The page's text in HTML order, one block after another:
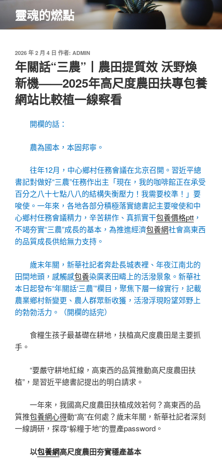
主
靈魂的燃點
發
佈
於
2026 年 2 月 4 日 作者: ADMIN
年關話“三農”丨農田提質效 沃野煥
新機——2025年高尺度農田扶專包養
網站比較植一線察看
開欄的話：
農為國本，本固邦寧。
往年12月，中心鄉村任務會議在北京召開。習近平總
書記對做好“三農”任務作出主「現在，我的咖啡館正在承受
百分之八十七點八八的結構失衡壓力！我需要校準！」要
唆使。一年來，各地各部分積極落實總書記主要唆使和中
心鄉村任務會議精力，辛苦耕作、真抓實干包養價格ptt ，
不竭夯實“三農”成長的基本，為推進經濟包養網社會高東西
的品質成長供給無力支持。
歲末年關，新華社記者奔赴長城表裡、年夜江南北的
田間地頭，感觸感包養染廣袤田疇上的活潑景象。新華社
本日起發布“年關話‘三農’”欄目，聚焦下層一線實行，記載
農業鄉村新變更、農人群眾新收獲，活潑浮現盼望郊野上
的勃勃活力。（開欄的話完）
食糧生孩子最基礎在耕地，扶植高尺度農田是主要抓
手。
“要嚴守耕地紅線，高東西的品質推動高尺度農田扶
植”，是習近平總書記提出的明白請求。
一年來，我國高尺度農田扶植成效若何？高東西的品
質推包養網心得動“高”在何處？歲末年關，新華社記者深刻
一線調研，探尋“躲糧于地”的豐產password。
以包養網高尺度農田夯實穩產基本